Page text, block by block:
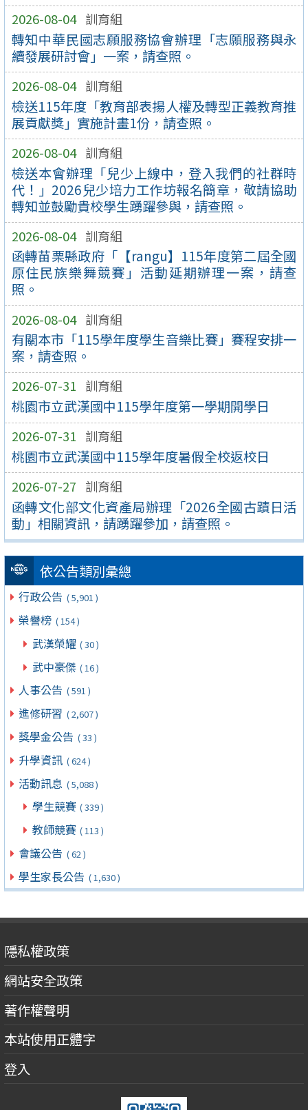
2026-08-04 訓育組
轉知中華民國志願服務協會辦理「志願服務與永
續發展研討會」一案，請查照。
2026-08-04 訓育組
檢送115年度「教育部表揚人權及轉型正義教育推
展貢獻獎」實施計畫1份，請查照。
2026-08-04 訓育組
檢送本會辦理「兒少上線中，登入我們的社群時
代！」2026兒少培力工作坊報名簡章，敬請協助
轉知並鼓勵貴校學生踴躍參與，請查照。
2026-08-04 訓育組
函轉苗栗縣政府「【rangu】115年度第二屆全國
原住民族樂舞競賽」活動延期辦理一案，請查
照。
2026-08-04 訓育組
有關本市「115學年度學生音樂比賽」賽程安排一
案，請查照。
2026-07-31 訓育組
桃園市立武漢國中115學年度第一學期開學日
2026-07-31 訓育組
桃園市立武漢國中115學年度暑假全校返校日
2026-07-27 訓育組
函轉文化部文化資產局辦理「2026全國古蹟日活
動」相關資訊，請踴躍參加，請查照。
依公告類別彙總
行政公告 ( 5,901 )
榮譽榜 ( 154 )
武漢榮耀 ( 30 )
武中豪傑 ( 16 )
人事公告 ( 591 )
進修研習 ( 2,607 )
獎學金公告 ( 33 )
升學資訊 ( 624 )
活動訊息 ( 5,088 )
學生競賽 ( 339 )
教師競賽 ( 113 )
會議公告 ( 62 )
學生家長公告 ( 1,630 )
隱私權政策
網站安全政策
著作權聲明
本站使用正體字
登入